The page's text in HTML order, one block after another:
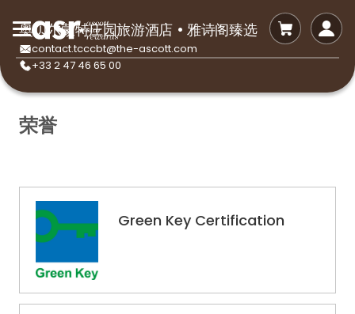
奥贝尔蒙特庄园旅游酒店 • 雅诗阁臻选
contact.tcccbt@the-ascott.com
+33 2 47 46 65 00
荣誉
Green Key Certification